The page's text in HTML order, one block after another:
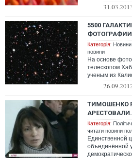
из пирожных.
5500
Категорія: Новини
новини
На основе
телескопом
ученым из
Лейденского
«собрать»
ТИМОШЕНКО
Категорія:
читати новини
Единственной
объединённой